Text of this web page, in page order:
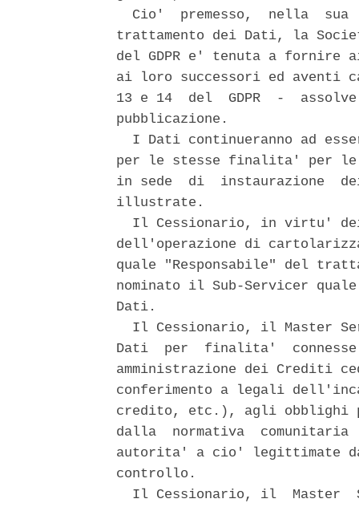
Cio'  premesso,  nella  sua
trattamento dei Dati, la
del GDPR e' tenuta a
ai loro successori ed
13 e 14  del  GDPR  -
pubblicazione.
I Dati continueranno ad
per le stesse finalita' per
in sede  di  instaurazione
illustrate.
Il Cessionario, in virtu'
dell'operazione di
quale "Responsabile" del
nominato il Sub-Servicer
Dati.
Il Cessionario, il Master
Dati  per  finalita'
amministrazione dei Crediti
conferimento a legali
credito, etc.), agli obblighi
dalla  normativa  comunitaria
autorita' a cio' legittimate
controllo.
Il Cessionario, il  Master